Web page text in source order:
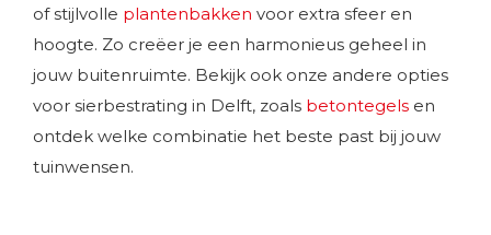
of stijlvolle plantenbakken voor extra sfeer en
hoogte. Zo creëer je een harmonieus geheel in
jouw buitenruimte. Bekijk ook onze andere opties
voor sierbestrating in Delft, zoals betontegels en
ontdek welke combinatie het beste past bij jouw
tuinwensen.